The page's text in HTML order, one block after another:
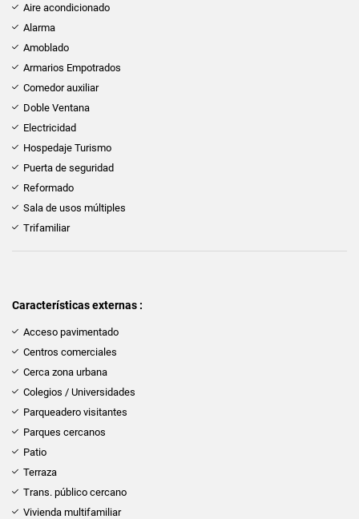
Aire acondicionado
Alarma
Amoblado
Armarios Empotrados
Comedor auxiliar
Doble Ventana
Electricidad
Hospedaje Turismo
Puerta de seguridad
Reformado
Sala de usos múltiples
Trifamiliar
Características externas :
Acceso pavimentado
Centros comerciales
Cerca zona urbana
Colegios / Universidades
Parqueadero visitantes
Parques cercanos
Patio
Terraza
Trans. público cercano
Vivienda multifamiliar